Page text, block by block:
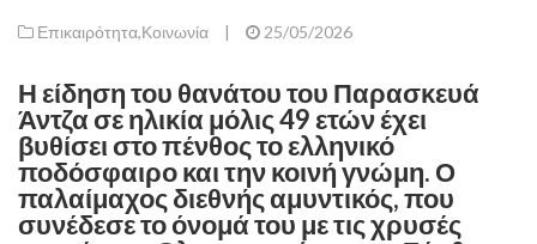
Επικαιρότητα,Κοινωνία | 25/05/2026
Η είδηση του θανάτου του Παρασκευά
Άντζα σε ηλικία μόλις 49 ετών έχει
βυθίσει στο πένθος το ελληνικό
ποδόσφαιρο και την κοινή γνώμη. Ο
παλαίμαχος διεθνής αμυντικός, που
συνέδεσε το όνομά του με τις χρυσές